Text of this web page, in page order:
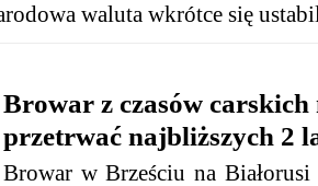
waluta wkrótce się
Browar z czasów carskich
przetrwać najbliższych 2
Browar w Brześciu na